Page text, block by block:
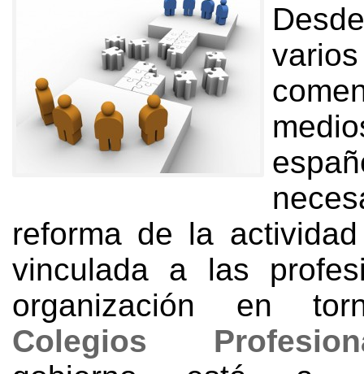
reforma de la
vinculada a las
organización en
Colegios